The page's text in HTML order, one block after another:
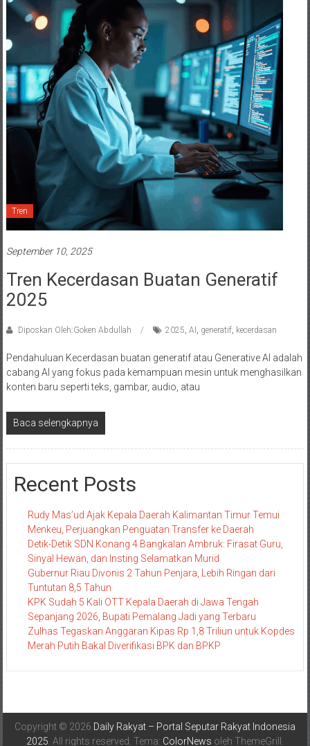
Tren
September 10, 2025
Tren Kecerdasan Buatan Generatif
2025
Diposkan Oleh:Goken Abdullah 2025, AI , generatif, kecerdasan
Pendahuluan Kecerdasan buatan generatif atau Generative AI adalah
cabang AI yang fokus pada kemampuan mesin untuk menghasilkan
konten baru seperti teks, gambar, audio, atau
Baca selengkapnya
Recent Posts
Rudy Mas’ud Ajak Kepala Daerah Kalimantan Timur Temui
Menkeu, Perjuangkan Penguatan Transfer ke Daerah
Detik-Detik SDN Konang 4 Bangkalan Ambruk: Firasat Guru,
Sinyal Hewan, dan Insting Selamatkan Murid
Gubernur Riau Divonis 2 Tahun Penjara, Lebih Ringan dari
Tuntutan 8,5 Tahun
KPK Sudah 5 Kali OTT Kepala Daerah di Jawa Tengah
Sepanjang 2026, Bupati Pemalang Jadi yang Terbaru
Zulhas Tegaskan Anggaran Kipas Rp 1,8 Triliun untuk Kopdes
Merah Putih Bakal Diverifikasi BPK dan BPKP
Copyright © 2026 Daily Rakyat – Portal Seputar Rakyat Indonesia
2025. All rights reserved. Tema: ColorNews oleh ThemeGrill.